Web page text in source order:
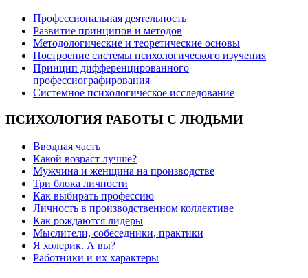
Профессиональная деятельность
Развитие принципов и методов
Методологические и теоретические основы
Построение системы психологического изучения
Принцип дифференцированного
профессиографирования
Системное психологическое исследование
ПСИХОЛОГИЯ РАБОТЫ С ЛЮДЬМИ
Вводная часть
Какой возраст лучше?
Мужчина и женщина на производстве
Три блока личности
Как выбирать профессию
Личность в производственном коллективе
Как рождаются лидеры
Мыслители, собеседники, практики
Я холерик. А вы?
Работники и их характеры